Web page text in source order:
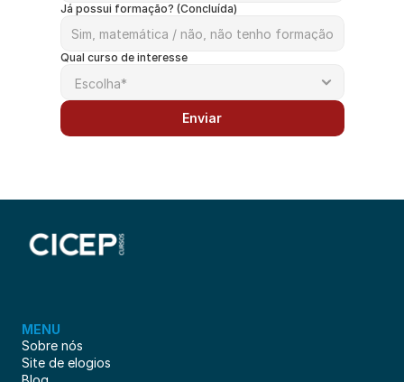
Já possui formação? (Concluída)
Qual curso de interesse
Enviar
MENU
Sobre nós
Site de elogios